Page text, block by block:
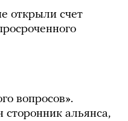
открыли счет
вопросов».
альянса,